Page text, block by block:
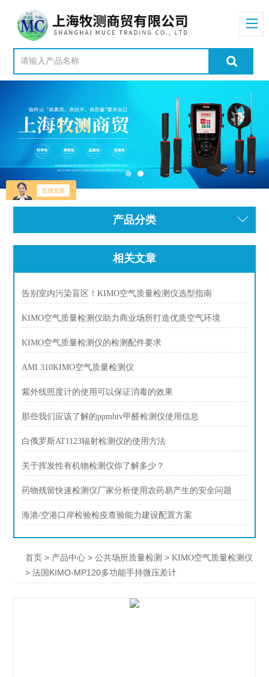
产品分类
相关文章
告别室内污染盲区！KIMO空气质量检测仪选型指南
KIMO空气质量检测仪助力商业场所打造优质空气环境
KIMO空气质量检测仪的检测配件要求
AMI 310KIMO空气质量检测仪
紫外线照度计的使用可以保证消毒的效果
那些我们应该了解的ppmhtv甲醛检测仪使用信息
白俄罗斯AT1123辐射检测仪的使用方法
关于挥发性有机物检测仪你了解多少？
药物残留快速检测仪厂家分析使用农药易产生的安全问题
海港/空港口岸检验检疫查验能力建设配置方案
首页 > 产品中心 >公共场所质量检测 >KIMO空气质量检测仪
> 法国KIMO-MP120多功能手持微压差计